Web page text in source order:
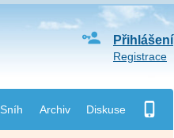
Sníh Archiv Diskuse
Přihlášení
Registrace